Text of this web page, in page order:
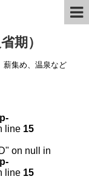
期）
薪集め、温泉など
line 15
on null in
line 15